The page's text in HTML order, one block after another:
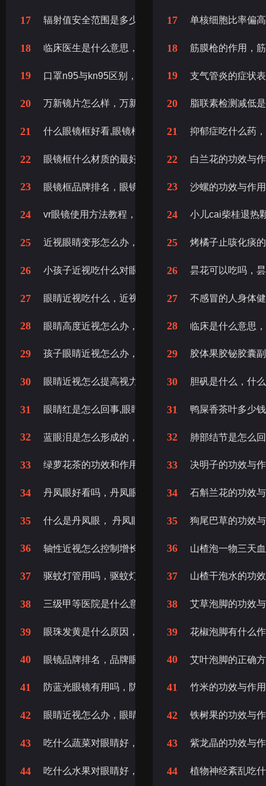
17 辐射值安全范围是多少，正常辐射数值范围多少
18 临床医生是什么意思，什么是临床医生
19 口罩n95与kn95区别，kn95与n95口罩区别
20 万新镜片怎么样，万新的镜片怎么样
21 什么眼镜框好看,眼镜框什么颜色好看,圆脸戴什么眼
22 眼镜框什么材质的最好，眼镜框哪种材质比较好
23 眼镜框品牌排名，眼镜框十大品牌
24 vr眼镜使用方法教程，vr眼镜怎么使用
25 近视眼睛变形怎么办，近视眼眼睛变形怎么办
26 小孩子近视吃什么对眼睛好，孩子近视吃什么补眼睛
27 眼睛近视吃什么，近视眼吃什么对眼睛好
28 眼睛高度近视怎么办，高度近视怎么恢复眼睛视力
29 孩子眼睛近视怎么办，小孩眼睛近视怎么办
30 眼睛近视怎么提高视力，眼睛近视了怎么提高眼视力
31 眼睛红是怎么回事,眼睛红血丝是怎么回事,眼睛红痒
32 蓝眼泪是怎么形成的，地球的蓝色眼泪是怎么形成的
33 绿萝花茶的功效和作用，绿萝花茶的功效与作用
34 丹凤眼好看吗，丹凤眼好不好看吗
35 什么是丹凤眼， 丹凤眼是什么样的
36 轴性近视怎么控制增长，怎么控制轴性近视增长
37 驱蚊灯管用吗，驱蚊灯有没有用
38 三级甲等医院是什么意思，什么是三级甲等医院
39 眼珠发黄是什么原因，眼珠发黄怎么回事，眼珠发黄
40 眼镜品牌排名，品牌眼镜
41 防蓝光眼镜有用吗，防蓝光眼镜有什么好处
42 眼睛近视怎么办，眼睛近视了怎么办
43 吃什么蔬菜对眼睛好，吃什么蔬菜对眼睛有好处
44 吃什么水果对眼睛好，吃什么水果对眼睛有好处
17 单核细胞比率偏
18 筋膜枪的作用，
19 支气管炎的症状
20 脂联素检测减低
21 抑郁症吃什么药
22 白兰花的功效与
23 沙螺的功效与作
24 小儿cai柴桂退热
25 烤橘子止咳化痰
26 昙花可以吃吗，
27 不感冒的人身体
28 临床是什么意思
29 胶体果胶铋胶囊
30 胆矾是什么，什
31 鸭屎香茶叶多少
32 肺部结节是怎么
33 决明子的功效与
34 石斛兰花的功效
35 狗尾巴草的功效
36 山楂泡一物三天
37 山楂干泡水的功
38 艾草泡脚的功效
39 花椒泡脚有什么
40 艾叶泡脚的正确
41 竹米的功效与作
42 铁树果的功效与
43 紫龙晶的功效与
44 植物神经紊乱吃